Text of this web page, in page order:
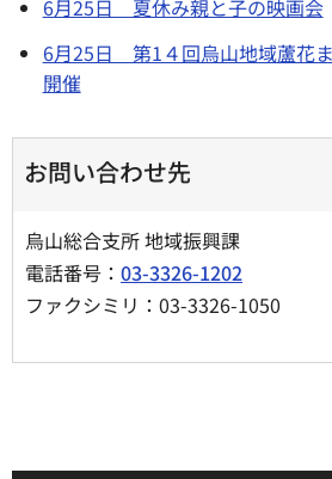
6月25日 夏休み親と子の映画会
6月25日 第1４回烏山地域蘆花
開催
お問い合わせ先
烏山総合支所 地域振興課
電話番号： 03-3326-1202
ファクシミリ：03-3326-1050